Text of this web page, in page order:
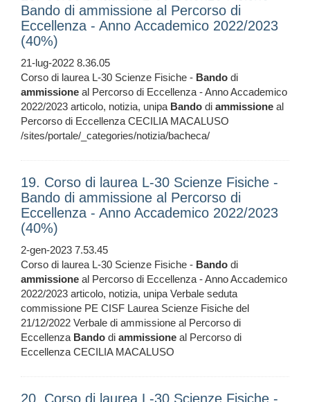
Bando di ammissione al Percorso di
Eccellenza - Anno Accademico 2022/2023
(40%)
21-lug-2022 8.36.05
Corso di laurea L-30 Scienze Fisiche - Bando di
ammissione al Percorso di Eccellenza - Anno Accademico
2022/2023 articolo, notizia, unipa Bando di ammissione al
Percorso di Eccellenza CECILIA MACALUSO
/sites/portale/_categories/notizia/bacheca/
19. Corso di laurea L-30 Scienze Fisiche -
Bando di ammissione al Percorso di
Eccellenza - Anno Accademico 2022/2023
(40%)
2-gen-2023 7.53.45
Corso di laurea L-30 Scienze Fisiche - Bando di
ammissione al Percorso di Eccellenza - Anno Accademico
2022/2023 articolo, notizia, unipa Verbale seduta
commissione PE CISF Laurea Scienze Fisiche del
21/12/2022 Verbale di ammissione al Percorso di
Eccellenza Bando di ammissione al Percorso di
Eccellenza CECILIA MACALUSO
20. Corso di laurea L-30 Scienze Fisiche -